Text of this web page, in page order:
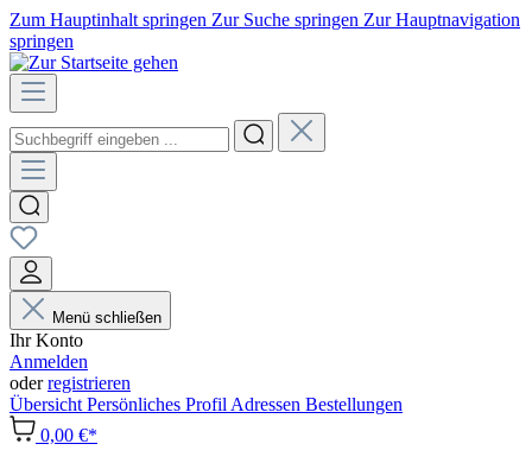
Zum Hauptinhalt springen Zur Suche springen Zur Hauptnavigation
springen
Menü schließen
Ihr Konto
Anmelden
oderregistrieren
Übersicht Persönliches Profil Adressen Bestellungen
0,00 €*